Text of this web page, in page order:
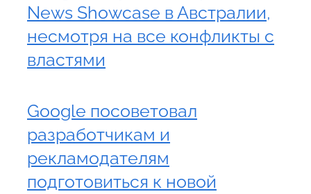
News Showcase в Австралии,
несмотря на все конфликты с
властями
Google посоветовал
разработчикам и
рекламодателям
подготовиться к новой